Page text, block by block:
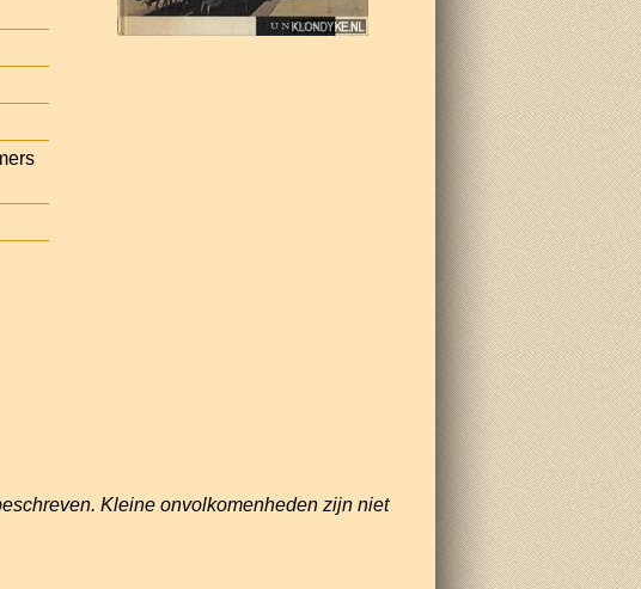
Kleine onvolkomenheden zijn niet